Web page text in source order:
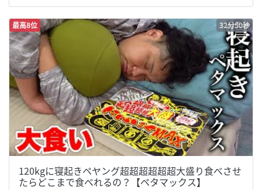
最高8位 32分50秒
120kgに寝起きペヤング超超超超超超大盛り食べさせ
たらどこまで食べれるの？【ペタマックス】